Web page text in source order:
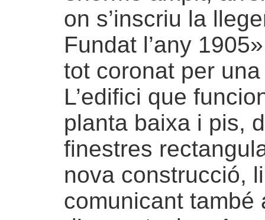
on s’inscriu la
Fundat l’any
tot coronat per
L’edifici que
planta baixa i pis,
finestres
nova construcció,
comunicant també